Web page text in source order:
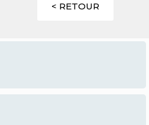
< RETOUR